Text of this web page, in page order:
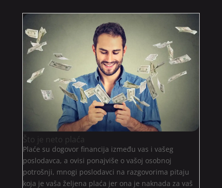
Što je neto plaća
Plaće su dogovor financija između vas i vašeg
poslodavca, a ovisi ponajviše o vašoj osobnoj
potrošnji, mnogi poslodavci na razgovorima pitaju
koja je vaša željena plaća jer ona je naknada za vaš